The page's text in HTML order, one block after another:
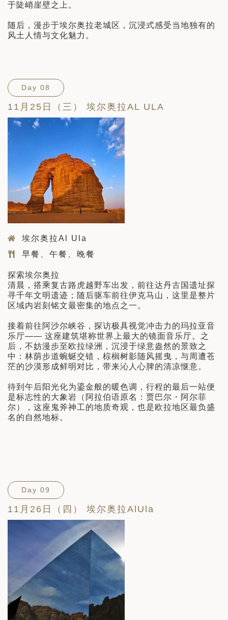
于陡峭崖壁之上。
随后，漫步于埃尔奥拉老城区，沉浸式感受当地独有的
风土人情与文化魅力。
Day 08
11月25日（三） 埃尔奥拉AL ULA
埃尔奥拉Al Ula
早餐、午餐、晚餐
探索埃尔奥拉
清晨，搭乘复古路虎越野车出发，前往达丹古国遗址探
寻千年文明遗迹；随后驱车前往伊克马山，这里是整片
区域内岩刻铭文最密集的地点之一。
接着前往阿沙尔峡谷，探访极具视觉冲击力的玛拉亚音
乐厅—— 这座建筑堪称世界上最大的镜面音乐厅。之
后，不妨漫步至欧拉绿洲，沉浸于绿意盎然的景致之
中：林荫步道蜿蜒交错，棕榈树影随风摇曳，与周遭苍
茫的沙漠形成鲜明对比，带来沁人心脾的清凉惬意。
待到午后阳光化为鎏金般的暖色调，行程的最后一站便
是标志性的大象岩（阿拉伯语原名：贾巴尔・阿尔菲
尔），这座鬼斧神工的地质奇观，也是欧拉地区最负盛
名的自然地标。
Day 09
11月26日（四） 埃尔奥拉AlUla